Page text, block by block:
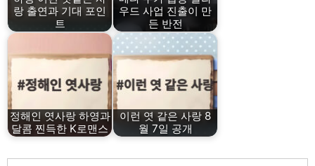
랑 출연과 기대 포인
트
우드 사업 진출이 만
든 반전
정해인 엿사랑 하영과
달콤 찐득한 K로맨스
이런 엿 같은 사랑 8
월 7일 공개